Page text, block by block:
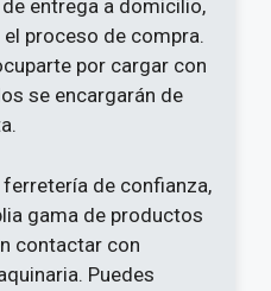
entrega a domicilio,
proceso de compra.
por cargar con
se encargarán de
de confianza,
gama de productos
contactar con
Puedes